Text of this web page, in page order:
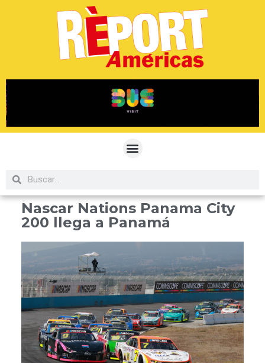
Nascar Nations Panama City
200 llega a Panamá